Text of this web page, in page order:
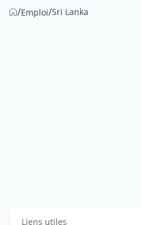
/Emploi/Sri Lanka
Liens utiles